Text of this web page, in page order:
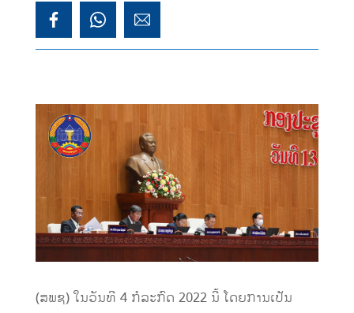
(ສພຊ) ໃນວັນທີ 4 ກໍລະກົດ 2022 ນີ້ ໂດຍການເປັນ